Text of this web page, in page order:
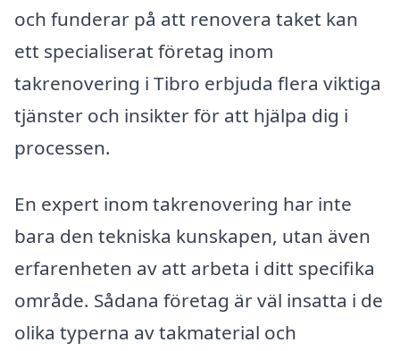
och funderar på att renovera taket kan
ett specialiserat företag inom
takrenovering i Tibro erbjuda flera viktiga
tjänster och insikter för att hjälpa dig i
processen.
En expert inom takrenovering har inte
bara den tekniska kunskapen, utan även
erfarenheten av att arbeta i ditt specifika
område. Sådana företag är väl insatta i de
olika typerna av takmaterial och